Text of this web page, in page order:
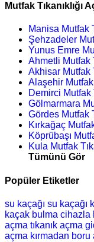
Mutfak Tıkanıklığı
Manisa Mutfak
Şehzadeler
Yunus Emre
Ahmetli Mutfak
Akhisar Mutfak
Alaşehir Mutfak
Demirci Mutfak
Gölmarmara
Gördes Mutfak
Kırkağaç
Köprübaşı
Kula Mutfak
Tümünü Gör
Popüler Etiketler
su kaçağı su kaçağı
kaçak bulma cihazla
açma tıkanık açma
açma kırmadan boru